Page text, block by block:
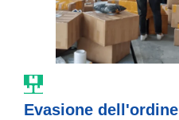
Evasione dell'ordine